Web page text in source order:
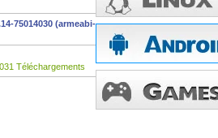
75014030 (armeabi-
Téléchargements